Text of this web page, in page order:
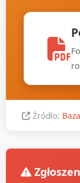
Źródło: